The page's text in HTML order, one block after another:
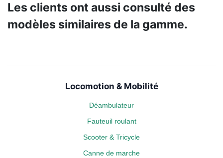
Les clients ont aussi consulté des
modèles similaires de la gamme.
Locomotion & Mobilité
Déambulateur
Fauteuil roulant
Scooter & Tricycle
Canne de marche